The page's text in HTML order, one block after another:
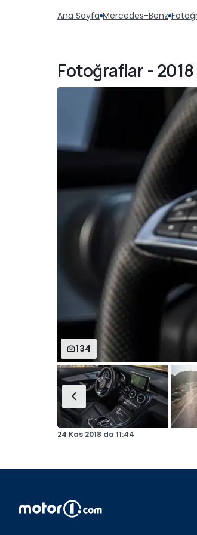
Ana Sayfa Mercedes-Benz
Fotoğraflar -
134
24 Kas 2018 da 11:44